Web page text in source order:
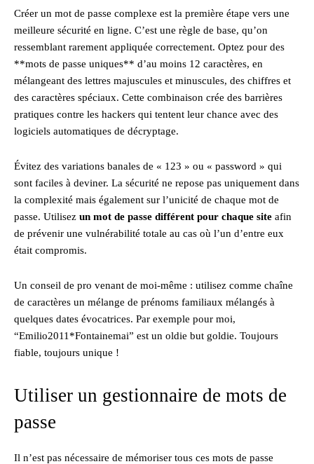
Créer un mot de passe complexe est la première étape vers une
meilleure sécurité en ligne. C’est une règle de base, qu’on
ressemblant rarement appliquée correctement. Optez pour des
**mots de passe uniques** d’au moins 12 caractères, en
mélangeant des lettres majuscules et minuscules, des chiffres et
des caractères spéciaux. Cette combinaison crée des barrières
pratiques contre les hackers qui tentent leur chance avec des
logiciels automatiques de décryptage.
Évitez des variations banales de « 123 » ou « password » qui
sont faciles à deviner. La sécurité ne repose pas uniquement dans
la complexité mais également sur l’unicité de chaque mot de
passe. Utilisez un mot de passe différent pour chaque site afin
de prévenir une vulnérabilité totale au cas où l’un d’entre eux
était compromis.
Un conseil de pro venant de moi-même : utilisez comme chaîne
de caractères un mélange de prénoms familiaux mélangés à
quelques dates évocatrices. Par exemple pour moi,
“Emilio2011*Fontainemai” est un oldie but goldie. Toujours
fiable, toujours unique !
Utiliser un gestionnaire de mots de
passe
Il n’est pas nécessaire de mémoriser tous ces mots de passe